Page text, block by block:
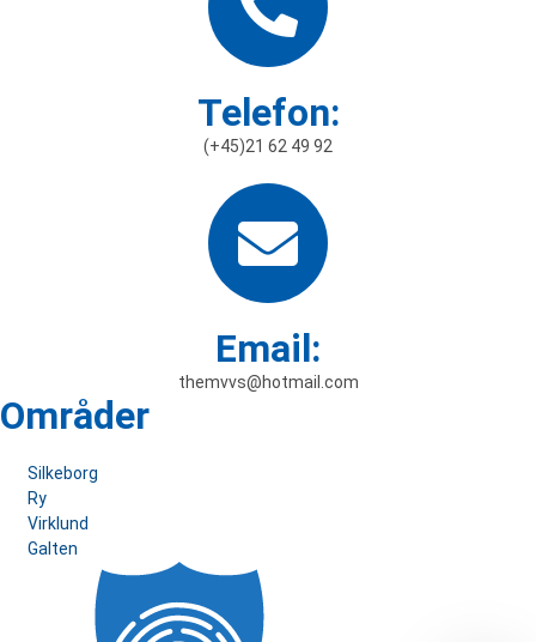
Telefon:
(+45)21 62 49 92
Email:
themvvs@hotmail.com
Områder
Silkeborg
Ry
Virklund
Galten